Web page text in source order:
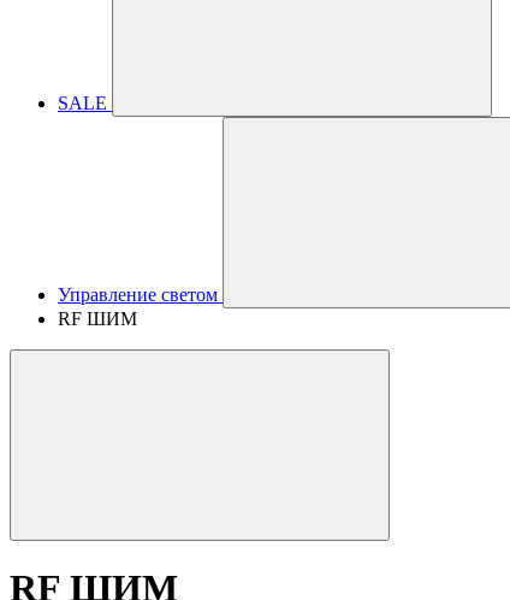
SALE
Управление светом
RF ШИМ
RF ШИМ